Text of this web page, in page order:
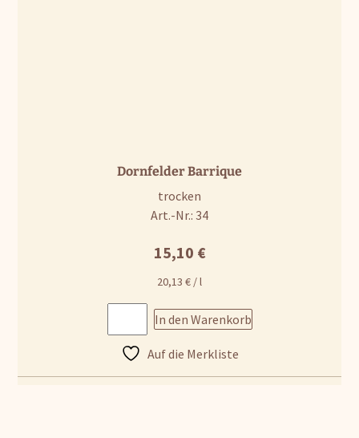
Dornfelder Barrique
trocken
Art.-Nr.: 34
15,10 €
20,13 € /l
In den Warenkorb
Auf die Merkliste